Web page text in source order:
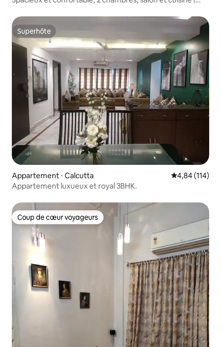
Superhôte
Superhôte
Appartement ⋅ Calcutta Évaluation
4,84 (114)
Appartement luxueux et royal 3BHK.
Coup de cœur voyageurs
Coup de cœur voyageurs